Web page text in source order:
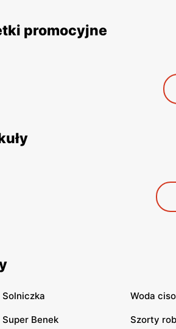
promocyjne
Solniczka Woda
Super Benek Szorty